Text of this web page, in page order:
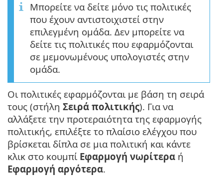
Μπορείτε να δείτε μόνο τις πολιτικές
που έχουν αντιστοιχιστεί στην
επιλεγμένη ομάδα. Δεν μπορείτε να
δείτε τις πολιτικές που εφαρμόζονται
σε μεμονωμένους υπολογιστές στην
ομάδα.
Οι πολιτικές εφαρμόζονται με βάση τη σειρά
τους (στήλη Σειρά πολιτικής). Για να
αλλάξετε την προτεραιότητα της εφαρμογής
πολιτικής, επιλέξτε το πλαίσιο ελέγχου που
βρίσκεται δίπλα σε μια πολιτική και κάντε
κλικ στο κουμπί Εφαρμογή νωρίτερα ή
Εφαρμογή αργότερα.